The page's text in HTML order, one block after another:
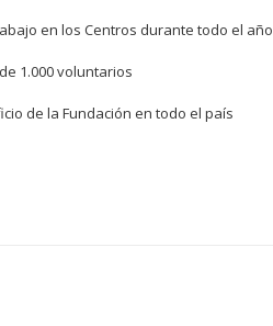
en los Centros durante todo el año
1.000 voluntarios
de la Fundación en todo el país